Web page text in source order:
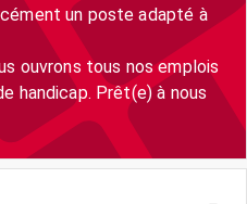
un poste adapté à
ouvrons tous nos emplois
handicap. Prêt(e) à nous